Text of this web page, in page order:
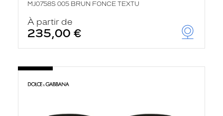
MJ0758S 005 BRUN FONCE TEXTU
À partir de
235,00 €